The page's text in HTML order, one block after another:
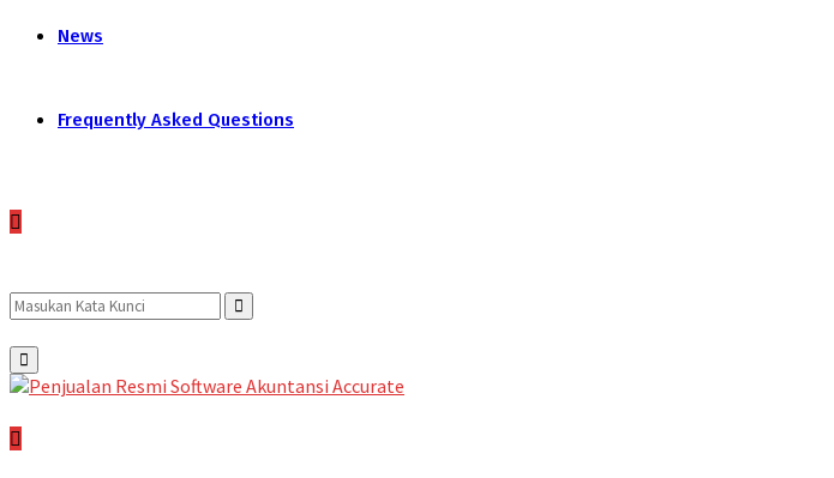
News
Frequently Asked Questions
Search
for:
Search
Primary
Menu